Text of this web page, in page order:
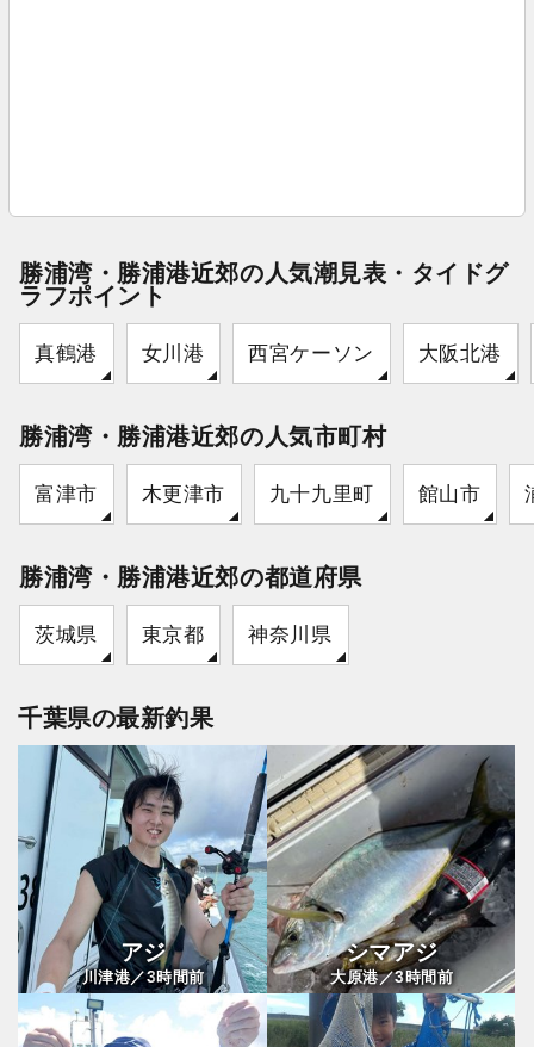
勝浦湾・勝浦港近郊の人気潮見表・タイドグ
ラフポイント
真鶴港 女川港 西宮ケーソン 大阪北港
勝浦湾・勝浦港近郊の人気市町村
富津市 木更津市 九十九里町 館山市
勝浦湾・勝浦港近郊の都道府県
茨城県 東京都 神奈川県
千葉県の最新釣果
アジ
川津港／3時間前
シマアジ
大原港／3時間前